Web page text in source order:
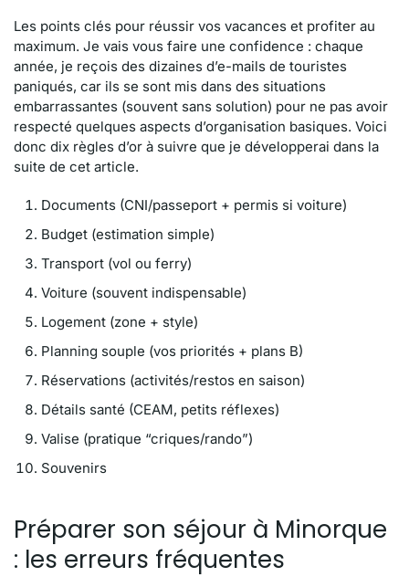
Les points clés pour réussir vos vacances et profiter au
maximum. Je vais vous faire une confidence : chaque
année, je reçois des dizaines d’e-mails de touristes
paniqués, car ils se sont mis dans des situations
embarrassantes (souvent sans solution) pour ne pas avoir
respecté quelques aspects d’organisation basiques. Voici
donc dix règles d’or à suivre que je développerai dans la
suite de cet article.
Documents (CNI/passeport + permis si voiture)
Budget (estimation simple)
Transport (vol ou ferry)
Voiture (souvent indispensable)
Logement (zone + style)
Planning souple (vos priorités + plans B)
Réservations (activités/restos en saison)
Détails santé (CEAM, petits réflexes)
Valise (pratique “criques/rando”)
Souvenirs
Préparer son séjour à Minorque
: les erreurs fréquentes